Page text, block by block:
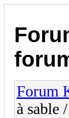
Forum
à sable